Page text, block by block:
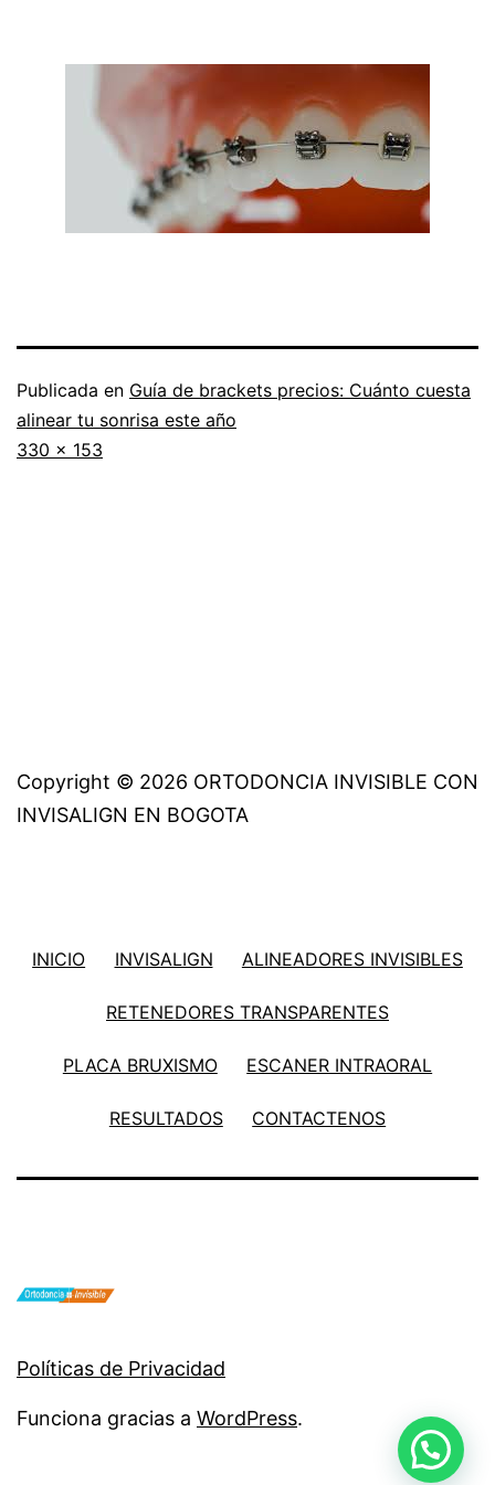
Publicada en Guía de brackets precios: Cuánto cuesta
alinear tu sonrisa este año
Tamaño
330 × 153
Copyright © 2026 ORTODONCIA INVISIBLE CON
INVISALIGN EN BOGOTA
INICIO INVISALIGN ALINEADORES INVISIBLES
RETENEDORES TRANSPARENTES
PLACA BRUXISMO ESCANER INTRAORAL
RESULTADOS CONTACTENOS
Políticas de Privacidad
Funciona gracias a WordPress.